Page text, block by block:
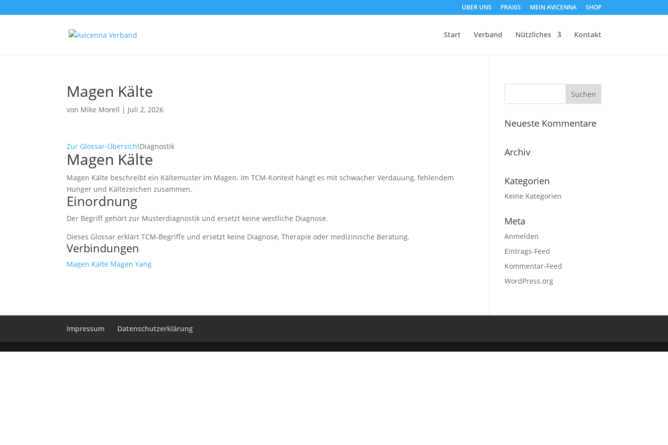
ÜBER UNS PRAXIS MEIN AVICENNA SHOP
Start Verband Nützliches Kontakt
Magen Kälte
von Mike Morell | Juli 2, 2026
Zur Glossar-ÜbersichtDiagnostik
Magen Kälte
Magen Kälte beschreibt ein Kältemuster im Magen. Im TCM-Kontext hängt es mit schwacher Verdauung, fehlendem
Hunger und Kältezeichen zusammen.
Einordnung
Der Begriff gehört zur Musterdiagnostik und ersetzt keine westliche Diagnose.
Dieses Glossar erklärt TCM-Begriffe und ersetzt keine Diagnose, Therapie oder medizinische Beratung.
Verbindungen
Magen Kälte Magen Yang
Neueste Kommentare
Archiv
Kategorien
Keine Kategorien
Meta
Anmelden
Eintrags-Feed
Kommentar-Feed
WordPress.org
Impressum Datenschutzerklärung